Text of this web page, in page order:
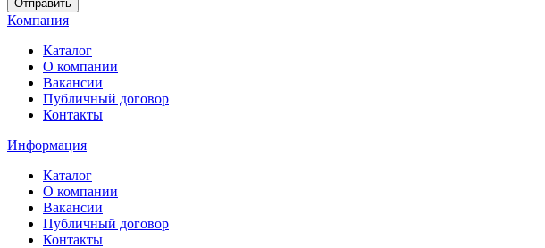
Отправить
Компания
Каталог
О компании
Вакансии
Публичный договор
Контакты
Информация
Каталог
О компании
Вакансии
Публичный договор
Контакты